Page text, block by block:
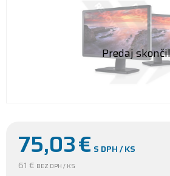
75,03€ S DPH / KS
61 € BEZ DPH / KS